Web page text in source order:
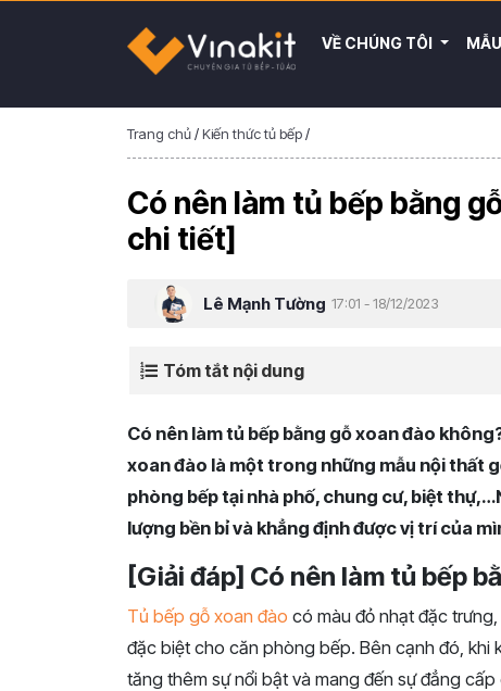
VỀ CHÚNG TÔI
Trang chủ/Kiến thức tủ bếp/
Có nên làm tủ bếp bằng
chi tiết]
Lê Mạnh Tường 17:01 - 18/12/2023
Tóm tắt nội dung
Có nên làm tủ bếp bằng gỗ xoan đào
xoan đào là một trong những mẫu nội thất
phòng bếp tại nhà phố, chung cư, biệt
lượng bền bỉ và khẳng định được vị trí của
[Giải đáp] Có nên làm tủ bếp
Tủ bếp gỗ xoan đào có màu đỏ nhạt đặc
đặc biệt cho căn phòng bếp. Bên cạnh đó, khi
tăng thêm sự nổi bật và mang đến sự đẳng